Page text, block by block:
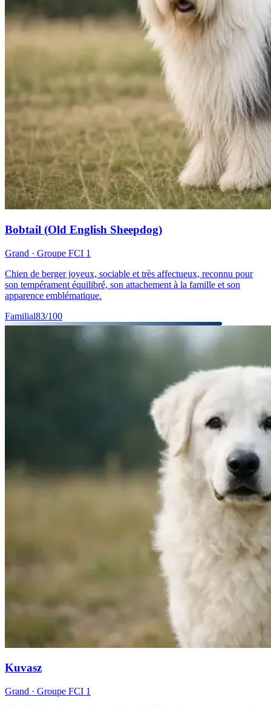
Bobtail (Old English Sheepdog)
Grand · Groupe FCI 1
Chien de berger joyeux, sociable et très affectueux, reconnu pour
son tempérament équilibré, son attachement à la famille et son
apparence emblématique.
Familial83/100
Kuvasz
Grand · Groupe FCI 1